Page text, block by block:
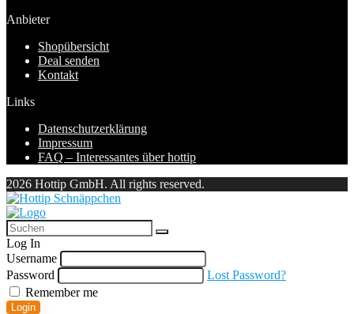
Anbieter
Shopübersicht
Deal senden
Kontakt
Links
Datenschutzerklärung
Impressum
FAQ – Interessantes über hottip
2026 Hottip GmbH. All rights reserved.
Log In
Username
Password
Lost Password?
Remember me
Login